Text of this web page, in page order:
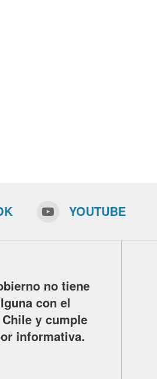
YOUTUBE
no tiene
con el
y cumple
informativa.